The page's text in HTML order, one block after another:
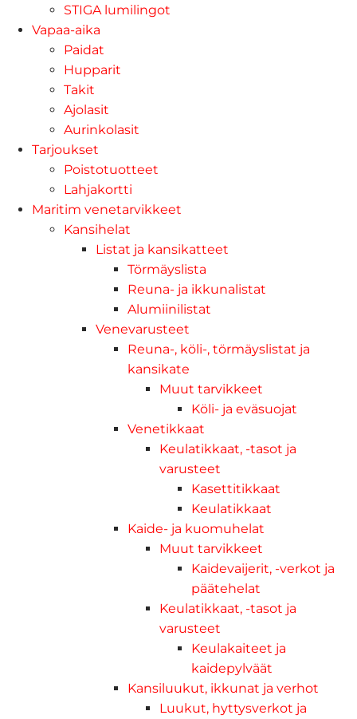
STIGA lumilingot
Vapaa-aika
Paidat
Hupparit
Takit
Ajolasit
Aurinkolasit
Tarjoukset
Poistotuotteet
Lahjakortti
Maritim venetarvikkeet
Kansihelat
Listat ja kansikatteet
Törmäyslista
Reuna- ja ikkunalistat
Alumiinilistat
Venevarusteet
Reuna-, köli-, törmäyslistat ja
kansikate
Muut tarvikkeet
Köli- ja eväsuojat
Venetikkaat
Keulatikkaat, -tasot ja
varusteet
Kasettitikkaat
Keulatikkaat
Kaide- ja kuomuhelat
Muut tarvikkeet
Kaidevaijerit, -verkot ja
päätehelat
Keulatikkaat, -tasot ja
varusteet
Keulakaiteet ja
kaidepylväät
Kansiluukut, ikkunat ja verhot
Luukut, hyttysverkot ja